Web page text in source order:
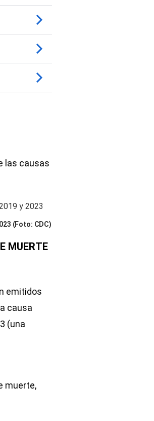
las causas
(Foto: CDC)
MUERTE
emitidos
causa
(una
muerte,